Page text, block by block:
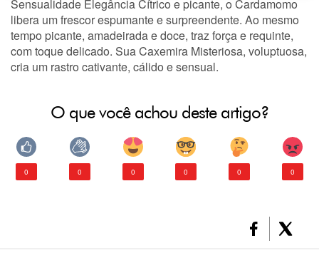
Sensualidade Elegância Cítrico e picante, o Cardamomo
libera um frescor espumante e surpreendente. Ao mesmo
tempo picante, amadeirada e doce, traz força e requinte,
com toque delicado. Sua Caxemira Misteriosa, voluptuosa,
cria um rastro cativante, cálido e sensual.
O que você achou deste artigo?
0 0 0 0 0 0